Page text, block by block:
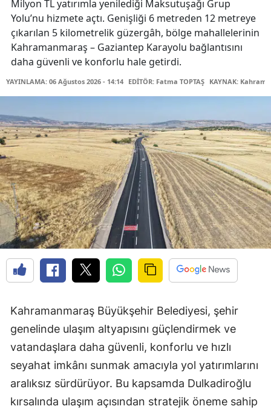
Milyon TL yatırımla yenilediği Maksutuşağı Grup
Yolu’nu hizmete açtı. Genişliği 6 metreden 12 metreye
çıkarılan 5 kilometrelik güzergâh, bölge mahallelerinin
Kahramanmaraş – Gaziantep Karayolu bağlantısını
daha güvenli ve konforlu hale getirdi.
YAYINLAMA: 06 Ağustos 2026 - 14:14 EDİTÖR: Fatma TOPTAŞ KAYNAK:
Kahramanmaraş Büyükşehir Belediyesi, şehir
genelinde ulaşım altyapısını güçlendirmek ve
vatandaşlara daha güvenli, konforlu ve hızlı
seyahat imkânı sunmak amacıyla yol yatırımlarını
aralıksız sürdürüyor. Bu kapsamda Dulkadiroğlu
kırsalında ulaşım açısından stratejik öneme sahip